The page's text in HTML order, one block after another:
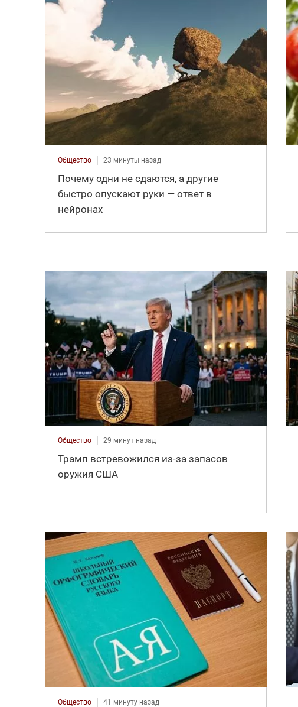
Общество 23 минуты назад
Почему одни не сдаются, а другие
быстро опускают руки — ответ в
нейронах
Общество 29 минут назад
Трамп встревожился из-за запасов
оружия США
Общество 41 минуту назад